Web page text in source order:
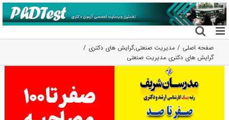
رفتن
به
محتوا
صفحه اصلی مدیریت صنعتی,گرایش های دکتری
گرایش های دکتری ﻣﺪﻳﺮﻳﺖ صنعتی